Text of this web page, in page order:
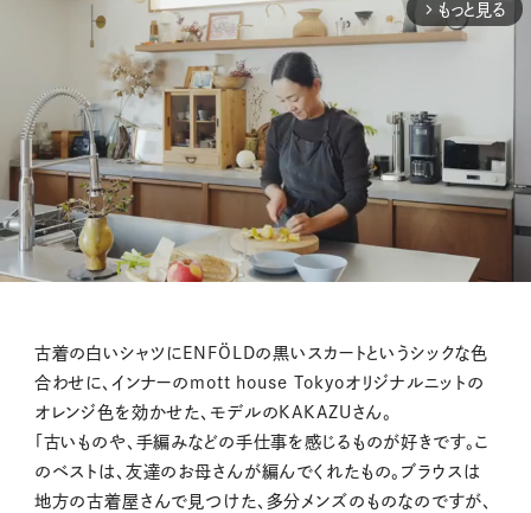
arrow_forward_ios もっと見る
M
t
古着の白いシャツにENFÖLDの黒いスカートというシックな色
合わせに、インナーのmott house Tokyoオリジナルニットの
オレンジ色を効かせた、モデルのKAKAZUさん。
「古いものや、手編みなどの手仕事を感じるものが好きです。こ
のベストは、友達のお母さんが編んでくれたもの。ブラウスは
地方の古着屋さんで見つけた、多分メンズのものなのですが、